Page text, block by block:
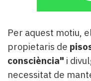
Per aquest motiu,
propietaris de
consciència" i
necessitat de